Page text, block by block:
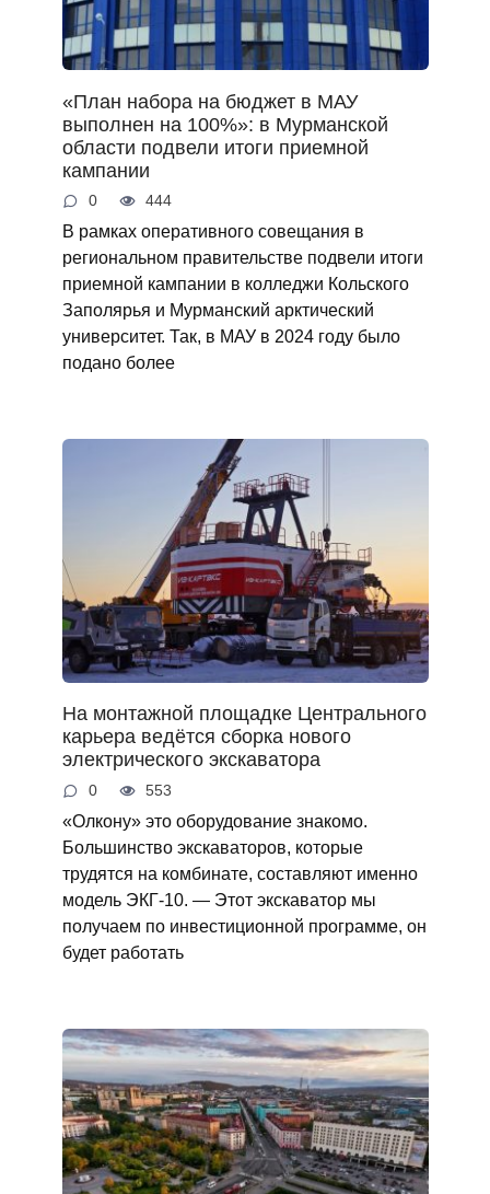
«План набора на бюджет в МАУ
выполнен на 100%»: в Мурманской
области подвели итоги приемной
кампании
0 444
В рамках оперативного совещания в
региональном правительстве подвели итоги
приемной кампании в колледжи Кольского
Заполярья и Мурманский арктический
университет. Так, в МАУ в 2024 году было
подано более
На монтажной площадке Центрального
карьера ведётся сборка нового
электрического экскаватора
0 553
«Олкону» это оборудование знакомо.
Большинство экскаваторов, которые
трудятся на комбинате, составляют именно
модель ЭКГ-10. — Этот экскаватор мы
получаем по инвестиционной программе, он
будет работать